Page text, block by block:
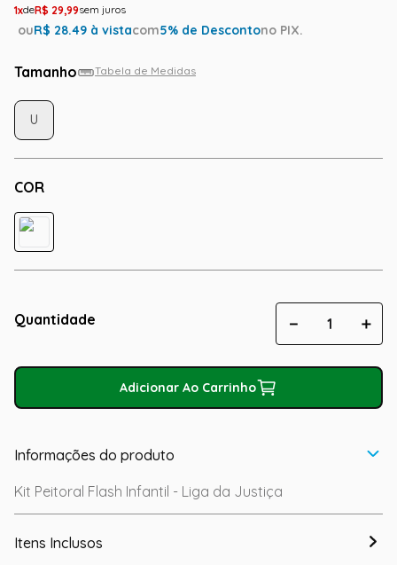
1 R$ 29,99
ouR$ 28.49 à vistacom5% de Descontono PIX.
Tamanho Tabela de Medidas
COR
U
Quantidade ＋
－
Adicionar Ao Carrinho
Informações do produto
Kit Peitoral Flash Infantil - Liga da Justiça
Itens Inclusos